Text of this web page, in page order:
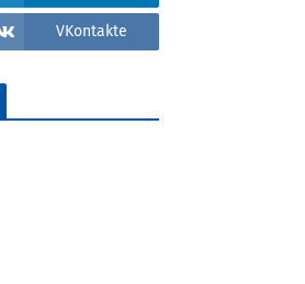
VKontakte